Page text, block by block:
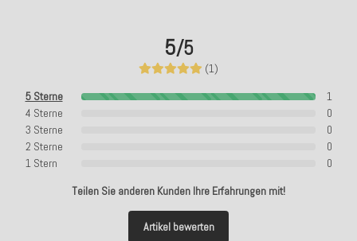
5/5
(1)
5 Sterne
1
4 Sterne
0
3 Sterne
0
2 Sterne
0
1 Stern
0
Teilen Sie anderen Kunden Ihre Erfahrungen mit!
Artikel bewerten